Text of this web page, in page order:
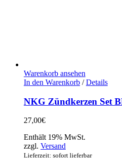
Warenkorb ansehen
In den Warenkorb / Details
NKG Zündkerzen Set
27,00€
Enthält 19% MwSt.
zzgl. Versand
Lieferzeit: sofort lieferbar